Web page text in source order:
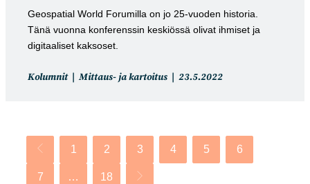
Geospatial World Forumilla on jo 25-vuoden historia.
Tänä vuonna konferenssin keskiössä olivat ihmiset ja
digitaaliset kaksoset.
Artikkelin
Kolumnit Mittaus- ja kartoitus
Artikkeli
23.5.2022
Siirry edelliselle sivulle
1 2 3 4 5 6
7 … 18 Siirry seuraavalle sivulle